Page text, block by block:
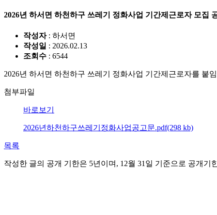
2026년 하서면 하천하구 쓰레기 정화사업 기간제근로자 모집
작성자: 하서면
작성일 : 2026.02.13
조회수 : 6544
2026년 하서면 하천하구 쓰레기 정화사업 기간제근로자를 붙
첨부파일
바로보기
2026년하천하구쓰레기정화사업공고문.pdf(298 kb)
목록
작성한 글의 공개 기한은 5년이며, 12월 31일 기준으로 공개기